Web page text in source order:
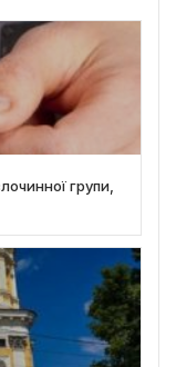
групи,